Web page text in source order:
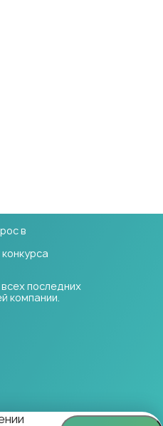
в
последних
компании.